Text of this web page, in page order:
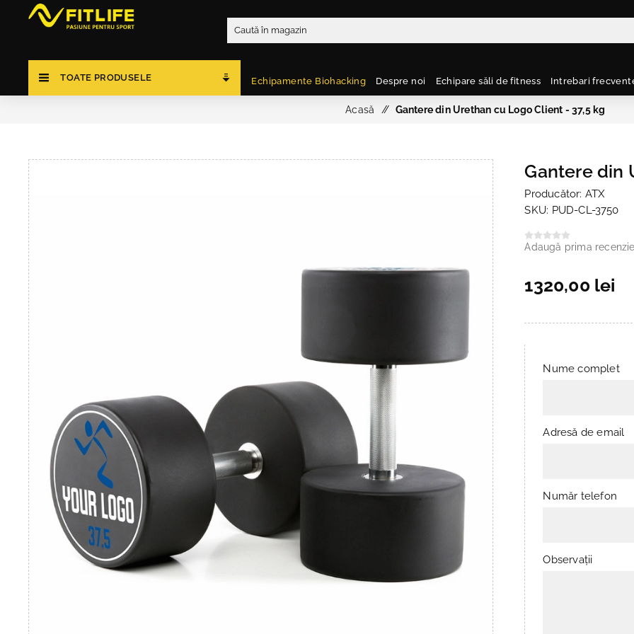
TOATE PRODUSELE Echipamente Biohacking Despre noi Echipare săli de fitness Intrebari
Acasă / Gantere din Urethan cu Logo Client - 37,5 kg
Gantere din
Producător: ATX
SKU: PUD-CL-3750
Adaugă prima
1320,00 lei
Nume complet
Adresă de email
Număr telefon
Observații